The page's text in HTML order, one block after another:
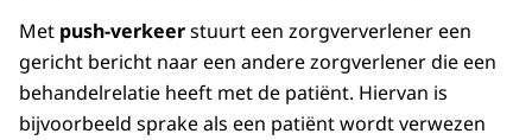
Met push-verkeerstuurt een zorgververlener een
gericht bericht naar een andere zorgverlener die een
behandelrelatie heeft met de patiënt. Hiervan is
bijvoorbeeld sprake als een patiënt wordt verwezen